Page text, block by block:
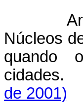
Núcleos
quando
de 2001)